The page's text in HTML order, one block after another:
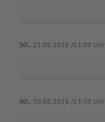
SO.. 23.08.2026 /13:00 Uhr
SO.. 30.08.2026 /13:00 Uhr